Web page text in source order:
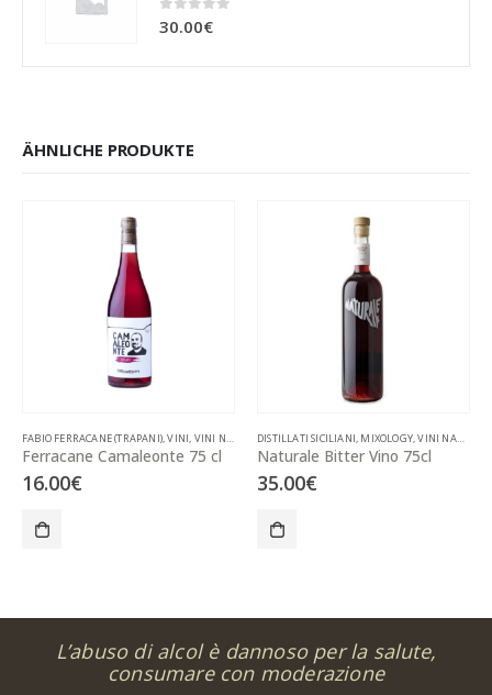
0out of 5
30.00€
ÄHNLICHE PRODUKTE
FABIO FERRACANE (TRAPANI),VINI, VINI NATURALI
Ferracane Camaleonte 75 cl
16.00€
DISTILLATI SICILIANI, MIXOLOGY,VINI NATURALI
Naturale Bitter Vino 75cl
35.00€
L’abuso di alcol è dannoso per la salute,
consumare con moderazione